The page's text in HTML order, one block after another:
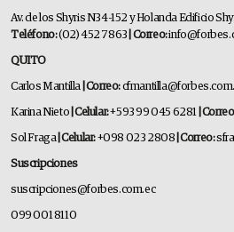
Av. de los Shyris N34-152 y Holanda Edificio
Teléfono:(02) 452 7863 | Correo:
QUITO
Carlos Mantilla | Correo:
Karina Nieto | Celular:+593 99 045 6281 |
Sol Fraga | Celular:+098 023 2808 | Correo:
Suscripciones
suscripciones@forbes.com.ec
099 001 8110